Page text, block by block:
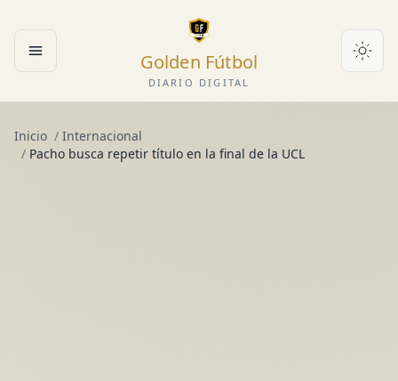
Abrir menú Golden Fútbol
DIARIO DIGITAL
Inicio / Internacional
/ Pacho busca repetir título en la final de la UCL